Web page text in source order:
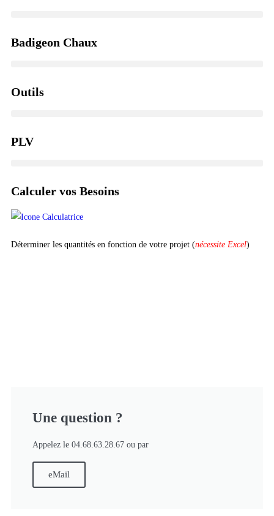
Badigeon Chaux
Outils
PLV
Calculer vos Besoins
Déterminer les quantités en fonction de votre projet (nécessite Excel)
Une question ?
Appelez le 04.68.63.28.67 ou par
eMail